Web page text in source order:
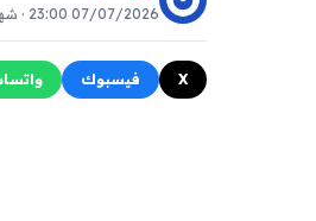
07/07/2026 23:00 · شهر واحد
X فيسبوك